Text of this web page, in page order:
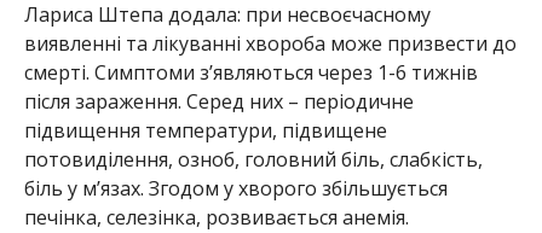
Лариса Штепа додала: при несвоєчасному
виявленні та лікуванні хвороба може призвести до
смерті. Симптоми з’являються через 1-6 тижнів
після зараження. Серед них – періодичне
підвищення температури, підвищене
потовиділення, озноб, головний біль, слабкість,
біль у м’язах. Згодом у хворого збільшується
печінка, селезінка, розвивається анемія.